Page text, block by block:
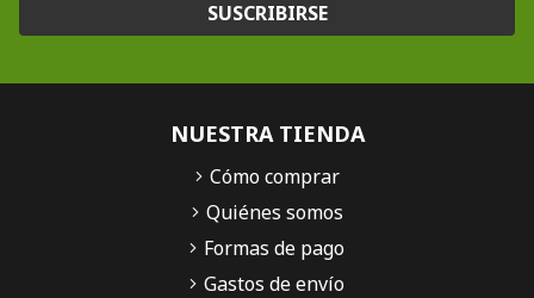
SUSCRIBIRSE
NUESTRA TIENDA
Cómo comprar
Quiénes somos
Formas de pago
Gastos de envío